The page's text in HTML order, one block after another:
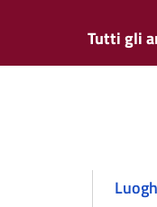
Tutti gli